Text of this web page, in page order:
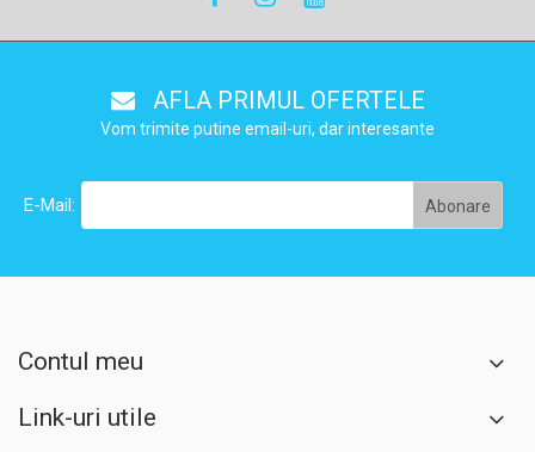
AFLA PRIMUL OFERTELE
Vom trimite putine email-uri, dar interesante
E-Mail:
Contul meu
Link-uri utile